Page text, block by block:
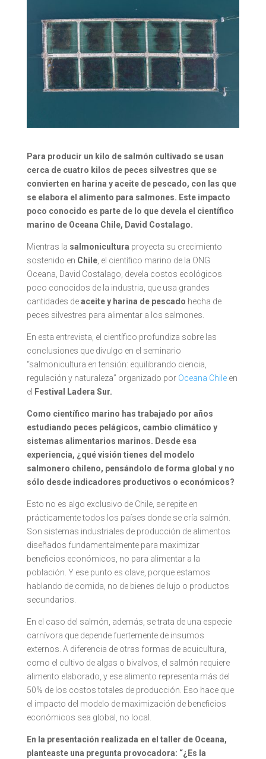
Para producir un kilo de salmón cultivado se usan
cerca de cuatro kilos de peces silvestres que se
convierten en harina y aceite de pescado, con las que
se elabora el alimento para salmones. Este impacto
poco conocido es parte de lo que devela el científico
marino de Oceana Chile, David Costalago.
Mientras la salmonicultura proyecta su crecimiento
sostenido en Chile, el científico marino de la ONG
Oceana, David Costalago, devela costos ecológicos
poco conocidos de la industria, que usa grandes
cantidades deaceite y harina de pescado hecha de
peces silvestres para alimentar a los salmones.
En esta entrevista, el científico profundiza sobre las
conclusiones que divulgo en el seminario
“salmonicultura en tensión: equilibrando ciencia,
regulación y naturaleza” organizado porOceana Chileen
el Festival Ladera Sur.
Como científico marino has trabajado por años
estudiando peces pelágicos, cambio climático y
sistemas alimentarios marinos. Desde esa
experiencia, ¿qué visión tienes del modelo
salmonero chileno, pensándolo de forma global y no
sólo desde indicadores productivos o económicos?
Esto no es algo exclusivo de Chile, se repite en
prácticamente todos los países donde se cría salmón.
Son sistemas industriales de producción de alimentos
diseñados fundamentalmente para maximizar
beneficios económicos, no para alimentar a la
población. Y ese punto es clave, porque estamos
hablando de comida, no de bienes de lujo o productos
secundarios.
En el caso del salmón, además, se trata de una especie
carnívora que depende fuertemente de insumos
externos. A diferencia de otras formas de acuicultura,
como el cultivo de algas o bivalvos, el salmón requiere
alimento elaborado, y ese alimento representa más del
50% de los costos totales de producción. Eso hace que
el impacto del modelo de maximización de beneficios
económicos sea global, no local.
En la presentación realizada en el taller de Oceana,
planteaste una pregunta provocadora: “¿Es la